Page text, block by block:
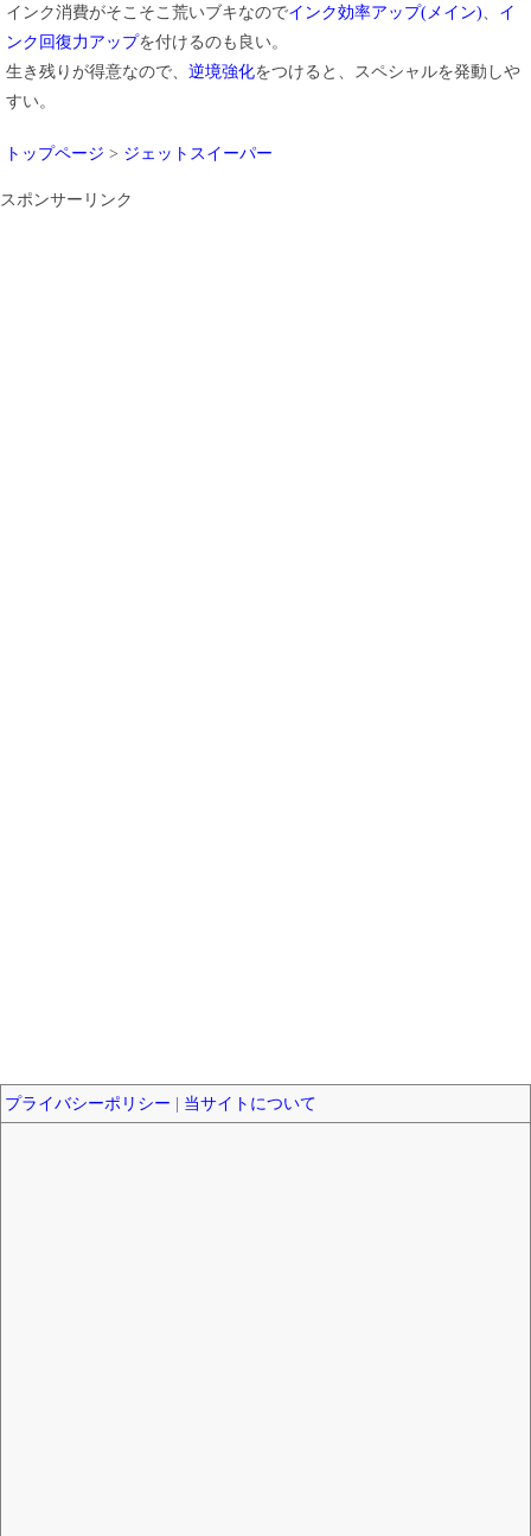
インク消費がそこそこ荒いブキなのでインク効率アップ(メイン)、 イ
ンク回復力アップを付けるのも良い。
生き残りが得意なので、 逆境強化をつけると、スペシャルを発動しや
すい。
トップページ > ジェットスイーパー
スポンサーリンク
プライバシーポリシー 当サイトについて